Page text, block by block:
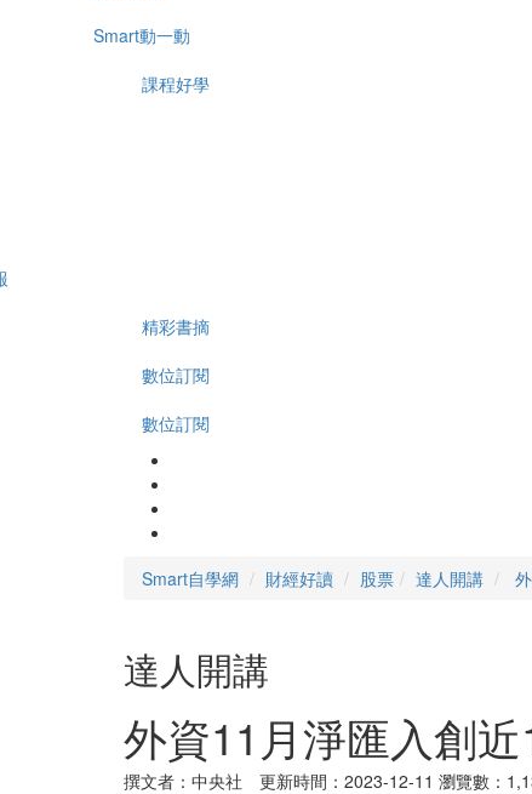
Smart動一動
課程好學
精彩書摘
數位訂閱
數位訂閱
Smart自學網 財經好讀 股票 達人開講
達人開講
外資11月淨匯入創
撰文者：中央社 更新時間：2023-12-11 瀏覽數：